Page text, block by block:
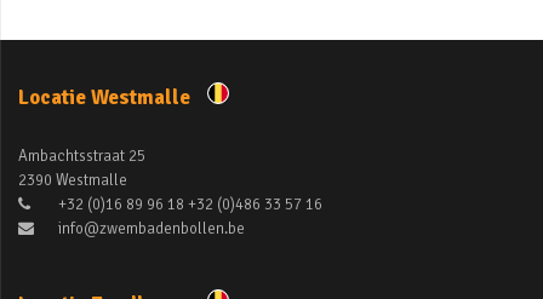
Locatie Westmalle
Ambachtsstraat 25
2390 Westmalle
+32 (0)16 89 96 18 +32 (0)486 33 57 16
info@zwembadenbollen.be